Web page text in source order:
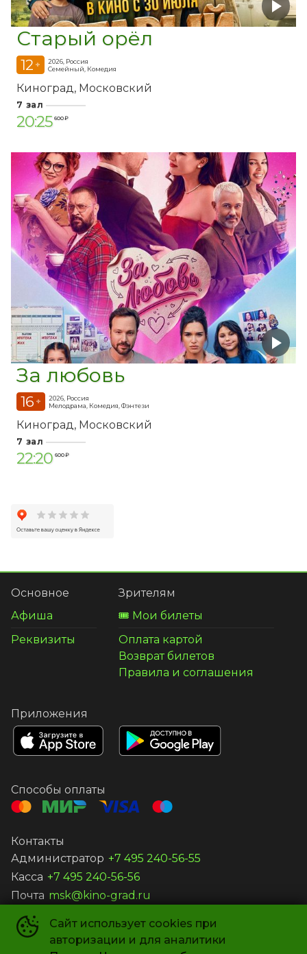
Старый орёл
12 +
2026, Россия
Семейный, Комедия
Киноград Московский
7 зал
20:25 600 ₽
За любовь
16 +
2026, Россия
Мелодрама, Комедия, Фэнтези
Киноград Московский
7 зал
22:20 600 ₽
Сайт использует cookies при
авторизации и для аналитики
Основное
Афиша
Реквизиты
Зрителям
🎟️ Мои билеты
Оплата картой
Возврат билетов
Правила и соглашения
Приложения
Способы оплаты
Контакты
Администратор +7 495 240-56-55
Касса +7 495 240-56-56
Почта msk@kino-grad.ru
ООО «КИНОГРАД-В» ©2019-2026